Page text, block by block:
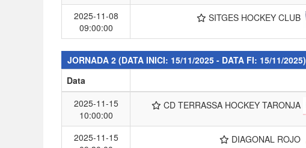
2025-11-08
09:00:00
SITGES HOCKEY CLUB
JORNADA 2 (DATA INICI: 15/11/2025 - DATA FI: 15/11/2025)
Data
2025-11-15
10:00:00
CD TERRASSA HOCKEY TARONJA
2025-11-15
DIAGONAL ROJO